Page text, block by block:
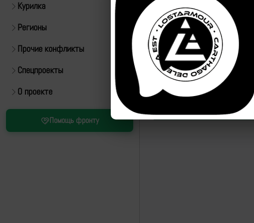
Курилка
Регионы
Прочие конфликты
Спецпроекты
О проекте
Помощь фронту